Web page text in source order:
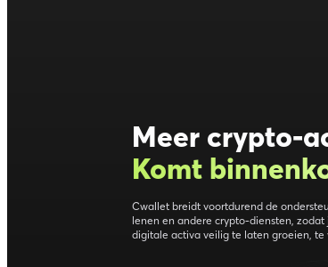
Meer crypto-
Komt
Cwallet breidt voortdurend de
lenen en andere crypto-diensten,
digitale activa veilig te laten groeien, te